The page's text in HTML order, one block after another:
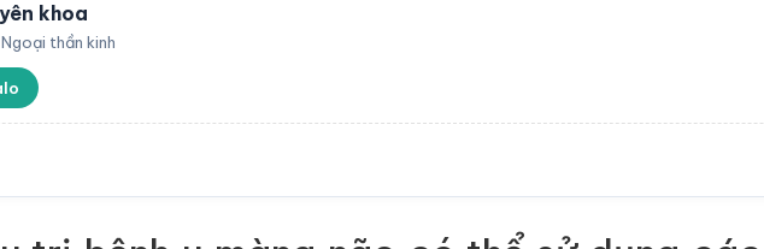
khoa
thần kinh